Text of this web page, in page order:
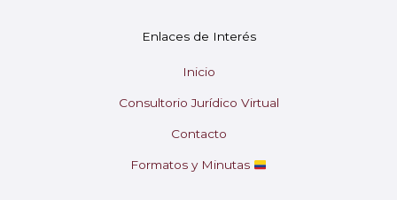
Enlaces de Interés
Inicio
Consultorio Jurídico Virtual
Contacto
Formatos y Minutas
Soy Mary tu asistente virtual.